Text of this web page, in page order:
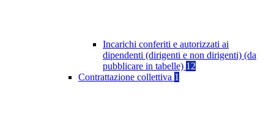
Incarichi conferiti e autorizzati ai
dipendenti (dirigenti e non dirigenti) (da
pubblicare in tabelle) 12
Contrattazione collettiva 1